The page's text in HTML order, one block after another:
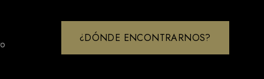
¿DÓNDE ENCONTRARNOS?